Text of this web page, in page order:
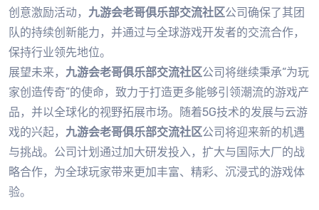
创意激励活动， 九游会老哥俱乐部交流社区公司确保了其团
队的持续创新能力，并通过与全球游戏开发者的交流合作，
保持行业领先地位。
展望未来， 九游会老哥俱乐部交流社区公司将继续秉承“为玩
家创造传奇”的使命，致力于打造更多能够引领潮流的游戏产
品，并以全球化的视野拓展市场。随着5G技术的发展与云游
戏的兴起， 九游会老哥俱乐部交流社区公司将迎来新的机遇
与挑战。公司计划通过加大研发投入，扩大与国际大厂的战
略合作，为全球玩家带来更加丰富、精彩、沉浸式的游戏体
验。